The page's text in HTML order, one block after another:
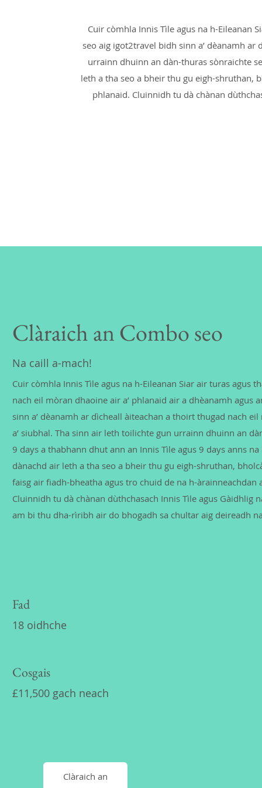
Cuir còmhla Innis Tìle agus na h-Eileanan
seo aig igot2travel bidh sinn a’ dèanamh
urrainn dhuinn an dàn-thuras sònraichte
leth a tha seo a bheir thu gu eigh-shruthan,
phlanaid. Cluinnidh tu dà chànan
Clàraich an Combo seo
Na caill a-mach!
Cuir còmhla Innis Tìle agus na h-Eileanan Siar air turas agus
nach eil mòran dhaoine air a’ phlanaid air a dhèanamh agus
sinn a’ dèanamh ar dìcheall àiteachan a thoirt thugad nach
a’ siubhal. Tha sinn air leth toilichte gun urrainn dhuinn an
9 days a thabhann dhut ann an Innis Tìle agus 9 days anns
dànachd air leth a tha seo a bheir thu gu eigh-shruthan,
faisg air fiadh-bheatha agus tro chuid de na h-àrainneachdan
Cluinnidh tu dà chànan dùthchasach Innis Tìle agus Gàidhlig
am bi thu dha-rìribh air do bhogadh sa chultar aig deireadh
Fad
18 oidhche
Cosgais
£11,500 gach neach
Clàraich an